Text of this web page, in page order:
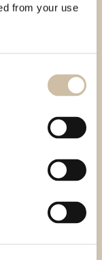
from your use
od
voditelju
Aura
na prava i